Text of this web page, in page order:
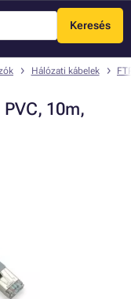
Keresés
Menü
Hálózati kábelek
10m,